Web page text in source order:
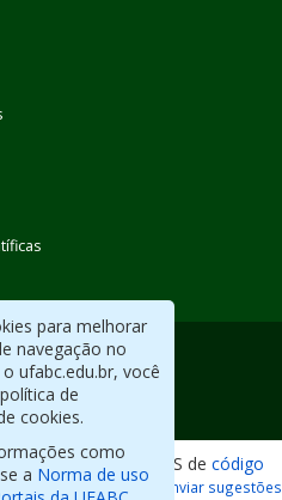
para melhorar
navegação no
ufabc.edu.br, você
de
cookies.
como
a Norma de usocom CMS de código
Reportar erros / Enviar sugestões